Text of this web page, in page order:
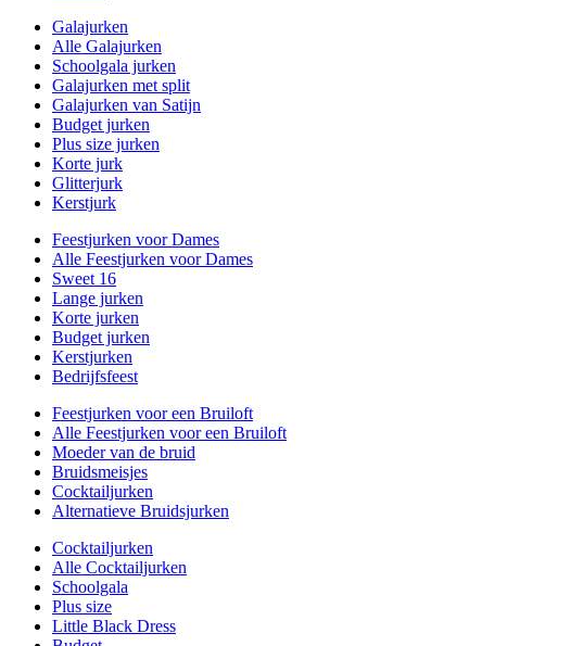
Galajurken
Alle Galajurken
Schoolgala jurken
Galajurken met split
Galajurken van Satijn
Budget jurken
Plus size jurken
Korte jurk
Glitterjurk
Kerstjurk
Feestjurken voor Dames
Alle Feestjurken voor Dames
Sweet 16
Lange jurken
Korte jurken
Budget jurken
Kerstjurken
Bedrijfsfeest
Feestjurken voor een Bruiloft
Alle Feestjurken voor een Bruiloft
Moeder van de bruid
Bruidsmeisjes
Cocktailjurken
Alternatieve Bruidsjurken
Cocktailjurken
Alle Cocktailjurken
Schoolgala
Plus size
Little Black Dress